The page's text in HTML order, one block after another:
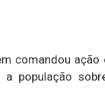
comandou
a população